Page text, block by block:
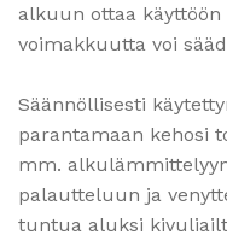
alkuun ottaa
voimakkuutta voi
Säännöllisesti
parantamaan kehosi
mm.
palautteluun ja
tuntua aluksi